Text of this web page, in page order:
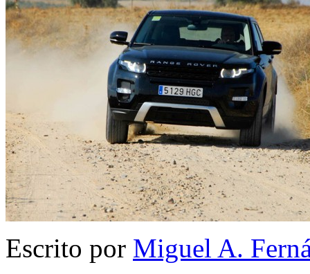
Escrito por Miguel A.